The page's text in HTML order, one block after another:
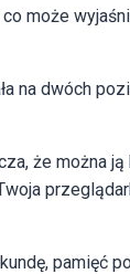
może
na dwóch
że ​​można
pamięć